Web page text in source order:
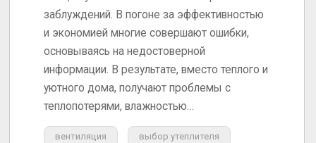
заблуждений. В погоне за эффективностью
и экономией многие совершают ошибки,
основываясь на недостоверной
информации. В результате, вместо теплого и
уютного дома, получают проблемы с
теплопотерями, влажностью…
вентиляция выбор утеплителя